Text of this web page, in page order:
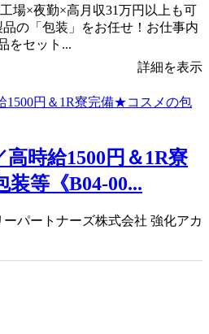
場×夜勤×高月収31万円以上も可
の「包装」をお任せ！お仕事内
をセット...
詳細を表示
時給1500円＆1R寮
等《B04-00...
パートナーズ株式会社 強化アカ